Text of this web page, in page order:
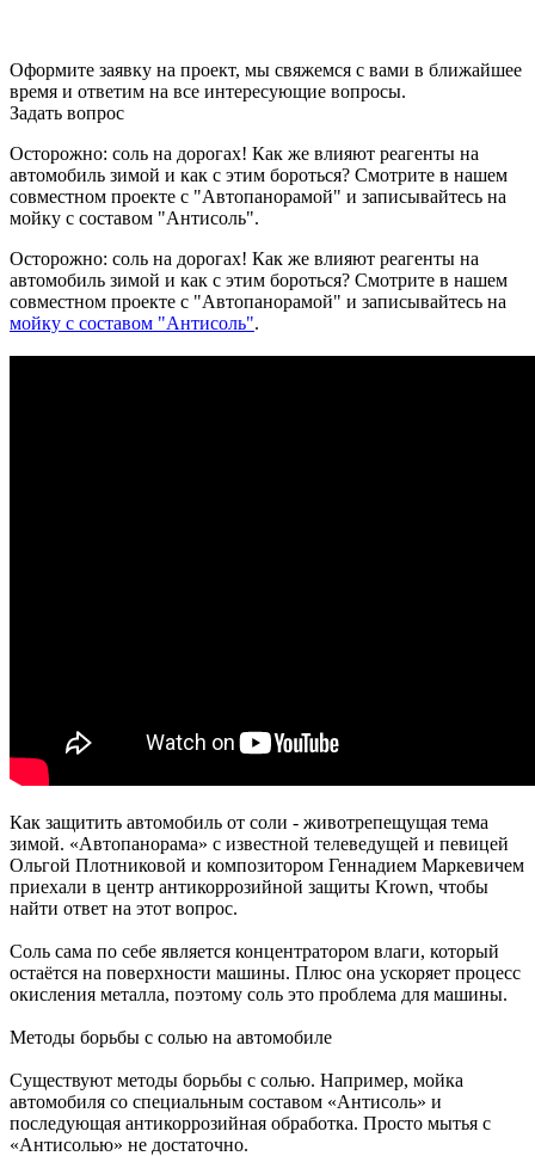
Оформите заявку на проект, мы свяжемся с вами в ближайшее
время и ответим на все интересующие вопросы.
Задать вопрос
Оcторожно: соль на дорогах! Как же влияют реагенты на
автомобиль зимой и как с этим бороться? Смотрите в нашем
совместном проекте с "Автопанорамой" и записывайтесь на
мойку с составом "Антисоль".
Оcторожно: соль на дорогах! Как же влияют реагенты на
автомобиль зимой и как с этим бороться? Смотрите в нашем
совместном проекте с "Автопанорамой" и записывайтесь на
мойку с составом "Антисоль".
Как защитить автомобиль от соли - животрепещущая тема
зимой. «Автопанорама» с известной телеведущей и певицей
Ольгой Плотниковой и композитором Геннадием Маркевичем
приехали в центр антикоррозийной защиты Krown, чтобы
найти ответ на этот вопрос.
Соль сама по себе является концентратором влаги, который
остаётся на поверхности машины. Плюс она ускоряет процесс
окисления металла, поэтому соль это проблема для машины.
Методы борьбы с солью на автомобиле
Существуют методы борьбы с солью. Например, мойка
автомобиля со специальным составом «Антисоль» и
последующая антикоррозийная обработка. Просто мытья с
«Антисолью» не достаточно.